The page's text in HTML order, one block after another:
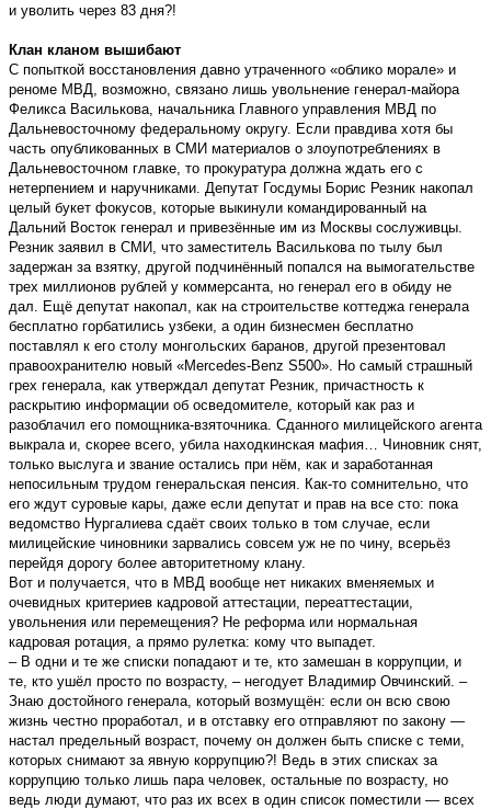
и уволить через 83 дня?!
Клан кланом вышибают
С попыткой восстановления давно утраченного «облико морале» и
реноме МВД, возможно, связано лишь увольнение генерал-майора
Феликса Василькова, начальника Главного управления МВД по
Дальневосточному федеральному округу. Если правдива хотя бы
часть опубликованных в СМИ материалов о злоупотреблениях в
Дальневосточном главке, то прокуратура должна ждать его с
нетерпением и наручниками. Депутат Госдумы Борис Резник накопал
целый букет фокусов, которые выкинули командированный на
Дальний Восток генерал и привезённые им из Москвы сослуживцы.
Резник заявил в СМИ, что заместитель Василькова по тылу был
задержан за взятку, другой подчинённый попался на вымогательстве
трех миллионов рублей у коммерсанта, но генерал его в обиду не
дал. Ещё депутат накопал, как на строительстве коттеджа генерала
бесплатно горбатились узбеки, а один бизнесмен бесплатно
поставлял к его столу монгольских баранов, другой презентовал
правоохранителю новый «Merсedes-Benz S500». Но самый страшный
грех генерала, как утверждал депутат Резник, причастность к
раскрытию информации об осведомителе, который как раз и
разоблачил его помощника-взяточника. Сданного милицейского агента
выкрала и, скорее всего, убила находкинская мафия… Чиновник снят,
только выслуга и звание остались при нём, как и заработанная
непосильным трудом генеральская пенсия. Как-то сомнительно, что
его ждут суровые кары, даже если депутат и прав на все сто: пока
ведомство Нургалиева сдаёт своих только в том случае, если
милицейские чиновники зарвались совсем уж не по чину, всерьёз
перейдя дорогу более авторитетному клану.
Вот и получается, что в МВД вообще нет никаких вменяемых и
очевидных критериев кадровой аттестации, переаттестации,
увольнения или перемещения? Не реформа или нормальная
кадровая ротация, а прямо рулетка: кому что выпадет.
– В одни и те же списки попадают и те, кто замешан в коррупции, и
те, кто ушёл просто по возрасту, – негодует Владимир Овчинский. –
Знаю достойного генерала, который возмущён: если он всю свою
жизнь честно проработал, и в отставку его отправляют по закону —
настал предельный возраст, почему он должен быть списке с теми,
которых снимают за явную коррупцию?! Ведь в этих списках за
коррупцию только лишь пара человек, остальные по возрасту, но
ведь люди думают, что раз их всех в один список поместили — всех